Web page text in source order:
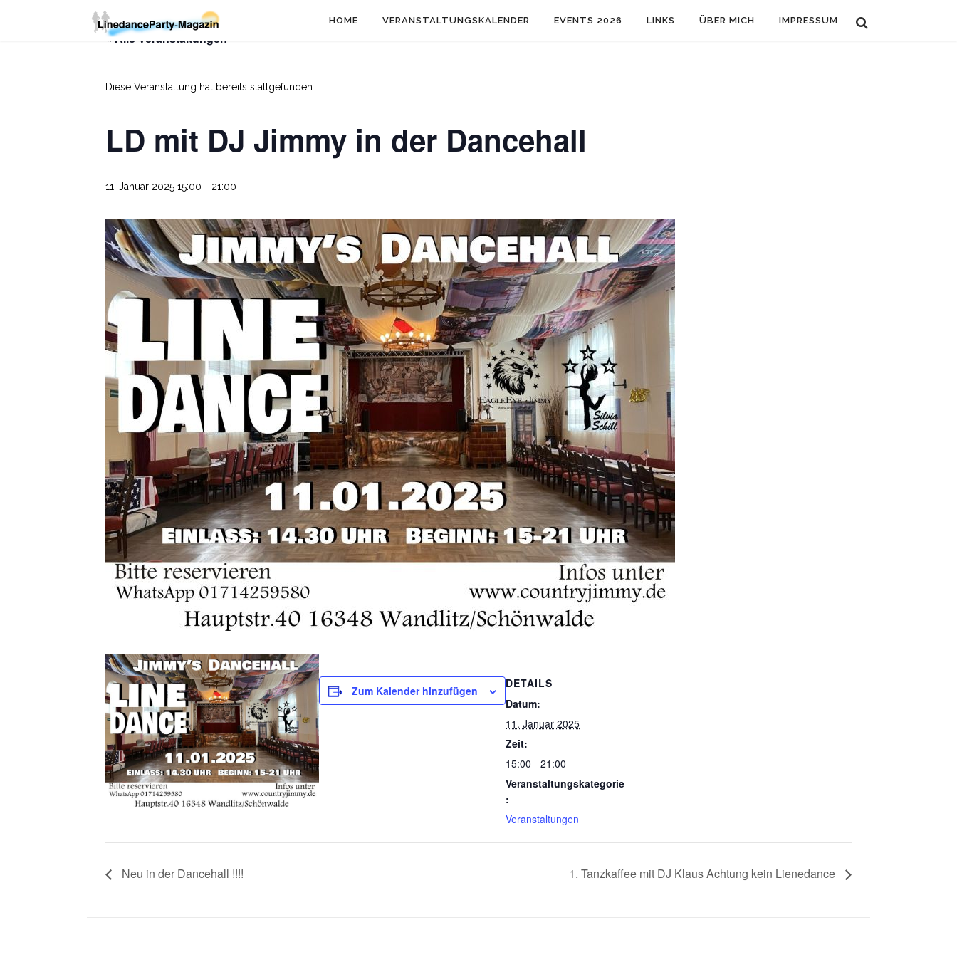
HOME VERANSTALTUNGSKALENDER EVENTS 2026 LINKS ÜBER MICH IMPRESSUM
« Alle Veranstaltungen
Diese Veranstaltung hat bereits stattgefunden.
LD mit DJ Jimmy in der Dancehall
11. Januar 2025 15:00 - 21:00
Zum Kalender hinzufügen
DETAILS
Datum:
11. Januar 2025
Zeit:
15:00 - 21:00
Veranstaltungskategorie
:
Veranstaltungen
Neu in der Dancehall !!!! 1. Tanzkaffee mit DJ Klaus Achtung kein Lienedance